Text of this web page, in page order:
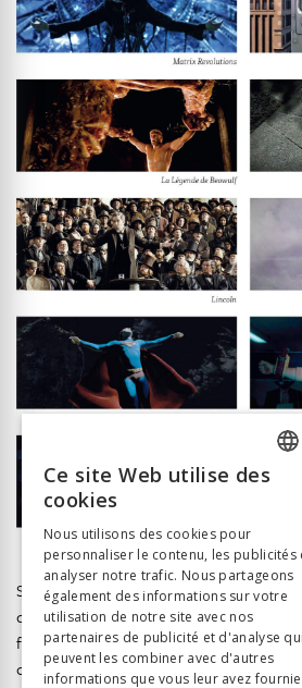
Si on l’applique à tous les exemples
de Jeffords conduit à formuler une
fond le corollaire de la propension à
chapitre précédent : celui de la
Ce site Web utilise des
cookies
Nous utilisons des cookies pour
personnaliser le contenu, les publicités
analyser notre trafic. Nous partageons
également des informations sur votre
utilisation de notre site avec nos
partenaires de publicité et d'analyse qui
peuvent les combiner avec d'autres
informations que vous leur avez